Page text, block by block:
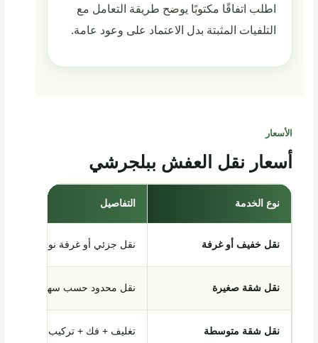
اطلب اتفاقًا مكتوبًا يوضح طريقة التعامل مع
التلفيات المثبتة بدل الاعتماد على وعود عامة.
الأسعار
أسعار نقل العفش ببلجرشي
نوع الخدمة التفاصيل
نقل خفيف أو غرفة نقل جزئي أو غرفة نوم
نقل شقة صغيرة نقل محدود حسب سهولة الموقع
نقل شقة متوسطة تغليف + فك + تركيب